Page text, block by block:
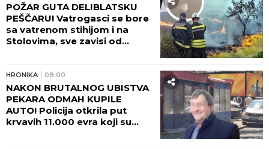
POŽAR GUTA DELIBLATSKU
PEŠČARU! Vatrogasci se bore
sa vatrenom stihijom i na
Stolovima, sve zavisi od
HRONIKA 08:00
NAKON BRUTALNOG UBISTVA
PEKARA ODMAH KUPILE
AUTO! Policija otkrila put
krvavih 11.000 evra koji su